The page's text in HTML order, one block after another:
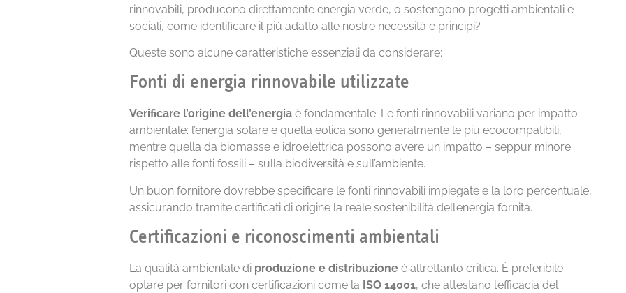
rinnovabili, producono direttamente energia verde, o sostengono progetti ambientali e
sociali, come identificare il più adatto alle nostre necessità e principi?
Queste sono alcune caratteristiche essenziali da considerare:
Fonti di energia rinnovabile utilizzate
Verificare l’origine dell’energia è fondamentale. Le fonti rinnovabili variano per impatto
ambientale: l’energia solare e quella eolica sono generalmente le più ecocompatibili,
mentre quella da biomasse e idroelettrica possono avere un impatto – seppur minore
rispetto alle fonti fossili – sulla biodiversità e sull’ambiente.
Un buon fornitore dovrebbe specificare le fonti rinnovabili impiegate e la loro percentuale,
assicurando tramite certificati di origine la reale sostenibilità dell’energia fornita.
Certificazioni e riconoscimenti ambientali
La qualità ambientale di produzione e distribuzione è altrettanto critica. È preferibile
optare per fornitori con certificazioni come la ISO 14001, che attestano l’efficacia del